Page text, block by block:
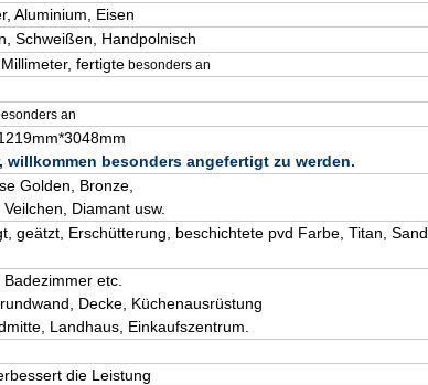
Aluminium, Eisen
Schweißen, Handpolnisch
fertigte besonders an
an
besonders angefertigt zu werden.
Golden, Bronze,
Diamant usw.
geätzt, Erschütterung, beschichtete pvd Farbe, Titan, Sand
etc.
Decke, Küchenausrüstung
Landhaus, Einkaufszentrum.
die Leistung